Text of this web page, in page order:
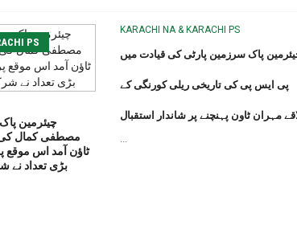
PS
چیئرمین
مصطفی کمال کی
ٹاؤن آمد اس موقع
بڑی تعداد نے
KARACHI NA & KARACHI PS
پاک سرزمین پارٹی کی قیادت میں
پی ایس پی کی تاریخی ریلی کورنگی کے
مہران ٹاون پہنچنے پر شاندار استقبال
...